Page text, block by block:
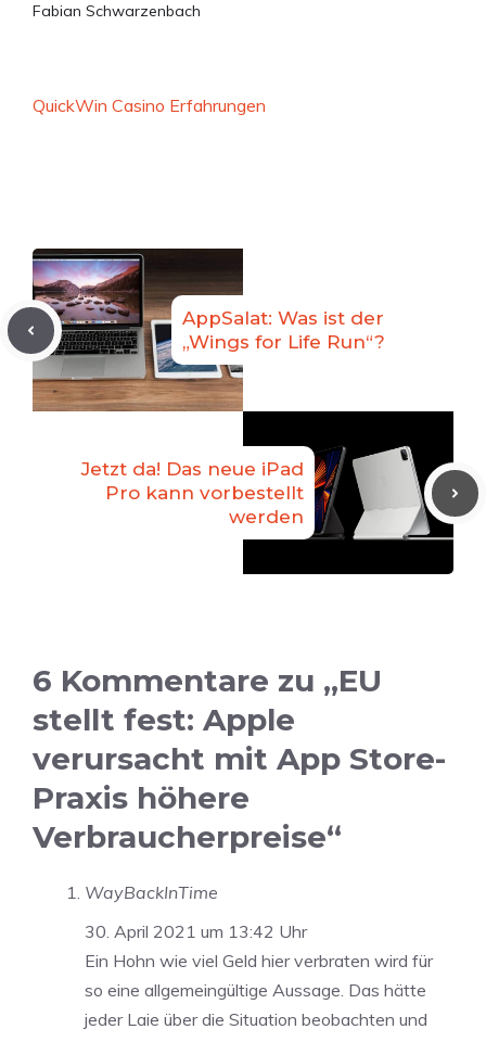
Fabian Schwarzenbach
QuickWin Casino Erfahrungen
AppSalat: Was ist der
„Wings for Life Run“?
Jetzt da! Das neue iPad
Pro kann vorbestellt
werden
6 Kommentare zu „EU
stellt fest: Apple
verursacht mit App Store-
Praxis höhere
Verbraucherpreise“
WayBackInTime
30. April 2021 um 13:42 Uhr
Ein Hohn wie viel Geld hier verbraten wird für
so eine allgemeingültige Aussage. Das hätte
jeder Laie über die Situation beobachten und